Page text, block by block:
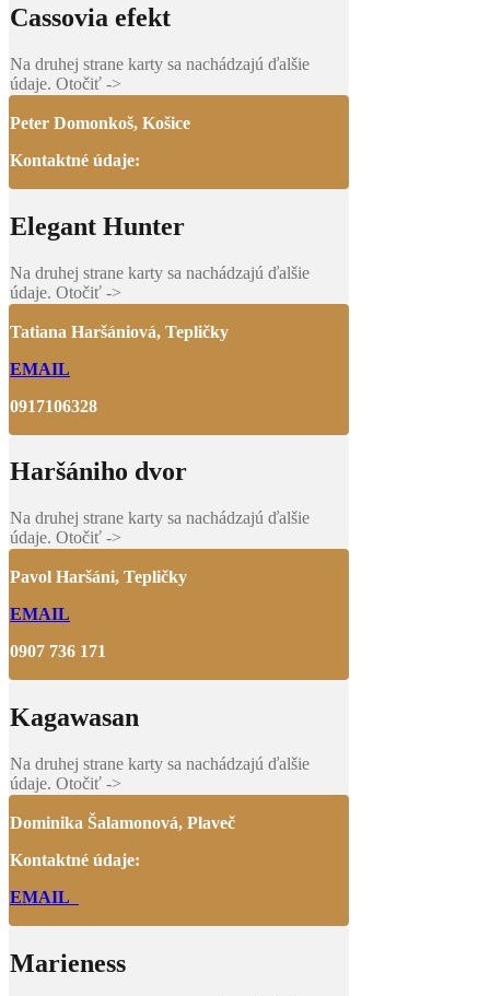
Cassovia efekt
Na druhej strane karty sa nachádzajú ďalšie
údaje. Otočiť ->
Peter Domonkoš, Košice
Kontaktné údaje:
Elegant Hunter
Na druhej strane karty sa nachádzajú ďalšie
údaje. Otočiť ->
Tatiana Haršániová, Tepličky
EMAIL
0917106328
Haršániho dvor
Na druhej strane karty sa nachádzajú ďalšie
údaje. Otočiť ->
Pavol Haršáni, Tepličky
EMAIL
0907 736 171
Kagawasan
Na druhej strane karty sa nachádzajú ďalšie
údaje. Otočiť ->
Dominika Šalamonová, Plaveč
Kontaktné údaje:
EMAIL
Marieness